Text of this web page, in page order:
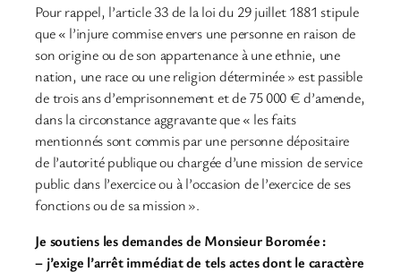
Pour rappel, l’article 33 de la loi du 29 juillet 1881 stipule
que « l’injure commise envers une personne en raison de
son origine ou de son appartenance à une ethnie, une
nation, une race ou une religion déterminée » est passible
de trois ans d’emprisonnement et de 75 000 € d’amende,
dans la circonstance aggravante que « les faits
mentionnés sont commis par une personne dépositaire
de l’autorité publique ou chargée d’une mission de service
public dans l’exercice ou à l’occasion de l’exercice de ses
fonctions ou de sa mission ».
Je soutiens les demandes de Monsieur Boromée :
– j’exige l’arrêt immédiat de tels actes dont le caractère